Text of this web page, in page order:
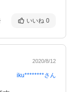
いいね 0
2020/8/12
iku********さん